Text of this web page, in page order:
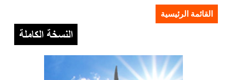
القائمة الرئيسية